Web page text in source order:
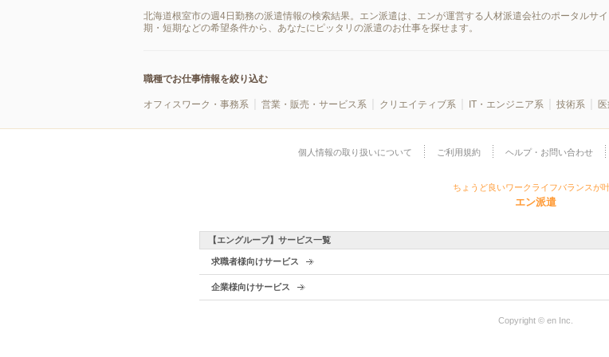
北海道根室市の週4日勤務の派遣情報の検索結果。エン派遣は、エンが運営する人材派遣会社のポータルサ
期・短期などの希望条件から、あなたにピッタリの派遣のお仕事を探せます。
職種でお仕事情報を絞り込む
オフィスワーク・事務系 営業・販売・サービス系 クリエイティブ系 IT・エンジニア系 技術系
個人情報の取り扱いについて ご利用規約 ヘルプ・お問い合わせ
ちょうど良いワークライフバランスが
エン派遣
【エングループ】サービス一覧
求職者様向けサービス
企業様向けサービス
Copyright © en Inc.